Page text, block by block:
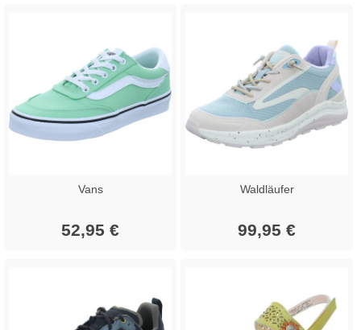
Vans
52,95 €
Waldläufer
99,95 €